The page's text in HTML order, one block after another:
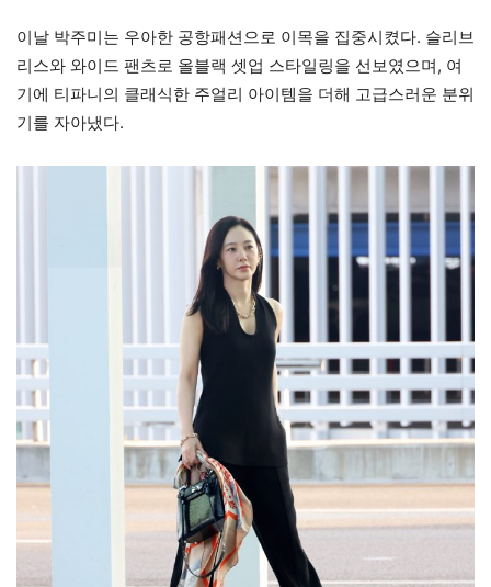
이날 박주미는 우아한 공항패션으로 이목을 집중시켰다. 슬리브
리스와 와이드 팬츠로 올블랙 셋업 스타일링을 선보였으며, 여
기에 티파니의 클래식한 주얼리 아이템을 더해 고급스러운 분위
기를 자아냈다.